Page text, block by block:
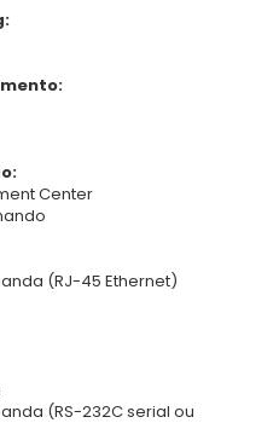
Center
(RJ-45 Ethernet)
(RS-232C serial ou